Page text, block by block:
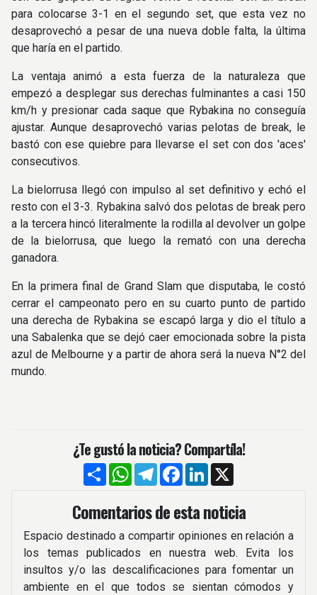
para colocarse 3-1 en el segundo set, que esta vez no
desaprovechó a pesar de una nueva doble falta, la última
que haría en el partido.
La ventaja animó a esta fuerza de la naturaleza que
empezó a desplegar sus derechas fulminantes a casi 150
km/h y presionar cada saque que Rybakina no conseguía
ajustar. Aunque desaprovechó varias pelotas de break, le
bastó con ese quiebre para llevarse el set con dos 'aces'
consecutivos.
La bielorrusa llegó con impulso al set definitivo y echó el
resto con el 3-3. Rybakina salvó dos pelotas de break pero
a la tercera hincó literalmente la rodilla al devolver un golpe
de la bielorrusa, que luego la remató con una derecha
ganadora.
En la primera final de Grand Slam que disputaba, le costó
cerrar el campeonato pero en su cuarto punto de partido
una derecha de Rybakina se escapó larga y dio el título a
una Sabalenka que se dejó caer emocionada sobre la pista
azul de Melbourne y a partir de ahora será la nueva N°2 del
mundo.
¿Te gustó la noticia? Compartíla!
CompartirWhatsApp
TelegramFacebook
LinkedIn
Comentarios de esta noticia
Espacio destinado a compartir opiniones en relación a
los temas publicados en nuestra web. Evita los
insultos y/o las descalificaciones para fomentar un
ambiente en el que todos se sientan cómodos y